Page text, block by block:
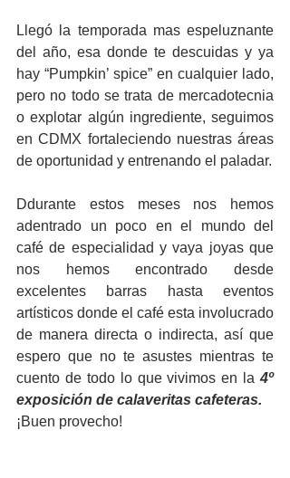
Llegó la temporada mas espeluznante
del año, esa donde te descuidas y ya
hay “Pumpkin’ spice” en cualquier lado,
pero no todo se trata de mercadotecnia
o explotar algún ingrediente, seguimos
en CDMX fortaleciendo nuestras áreas
de oportunidad y entrenando el paladar.
Ddurante estos meses nos hemos
adentrado un poco en el mundo del
café de especialidad y vaya joyas que
nos hemos encontrado desde
excelentes barras hasta eventos
artísticos donde el café esta involucrado
de manera directa o indirecta, así que
espero que no te asustes mientras te
cuento de todo lo que vivimos en la 4º
exposición de calaveritas cafeteras.
¡Buen provecho!